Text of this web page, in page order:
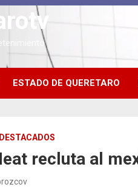
ESTADO DE QUERETARO
DESTACADOS
recluta al